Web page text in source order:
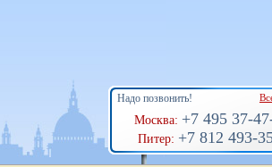
Надо позвонить!
Москва: +7 495 37-
Питер: +7 812 493-